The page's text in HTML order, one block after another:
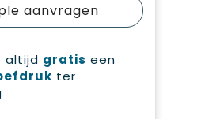
aanvragen
altijd gratis een
ter